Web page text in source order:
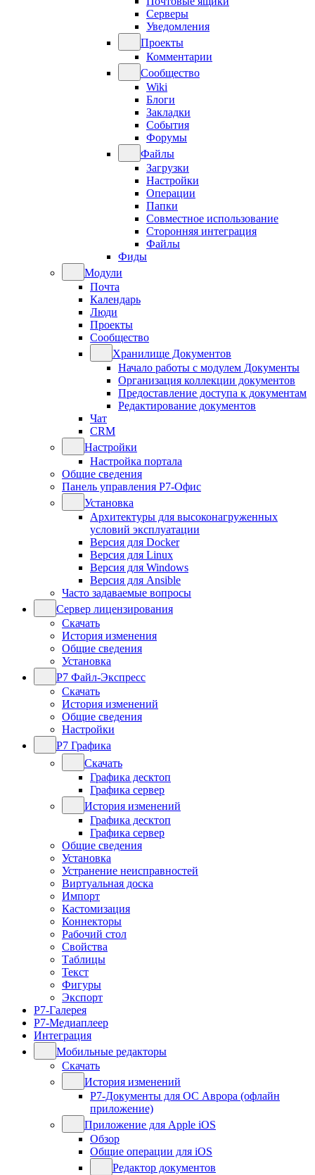
Серверы
Уведомления
Проекты
Комментарии
Сообщество
Wiki
Блоги
Закладки
События
Форумы
Файлы
Загрузки
Настройки
Операции
Папки
Совместное использование
Сторонняя интеграция
Файлы
Фиды
Модули
Почта
Календарь
Люди
Проекты
Сообщество
Хранилище Документов
Начало работы с модулем Документы
Организация коллекции документов
Предоставление доступа к документам
Редактирование документов
Чат
CRM
Настройки
Настройка портала
Общие сведения
Панель управления Р7-Офис
Установка
Архитектуры для высоконагруженных
условий эксплуатации
Версия для Docker
Версия для Linux
Версия для Windows
Версия для Ansible
Часто задаваемые вопросы
Сервер лицензирования
Скачать
История изменения
Общие сведения
Установка
Р7 Файл-Экспресс
Скачать
История изменений
Общие сведения
Настройки
Р7 Графика
Скачать
Графика десктоп
Графика сервер
История изменений
Графика десктоп
Графика сервер
Общие сведения
Установка
Устранение неисправностей
Виртуальная доска
Импорт
Кастомизация
Коннекторы
Рабочий стол
Свойства
Таблицы
Текст
Фигуры
Экспорт
Р7-Галерея
Р7-Медиаплеер
Интеграция
Мобильные редакторы
Скачать
История изменений
Р7-Документы для ОС Аврора (офлайн
приложение)
Приложение для Apple iOS
Обзор
Общие операции для iOS
Редактор документов